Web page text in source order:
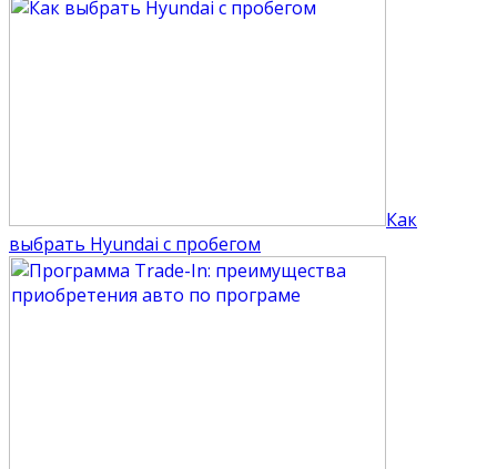
Как
выбрать Hyundai с пробегом